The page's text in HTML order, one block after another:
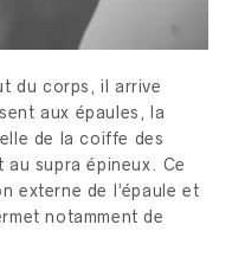
du corps, il arrive
aux épaules, la
de la coiffe des
supra épineux. Ce
externe de l’épaule et
notamment de